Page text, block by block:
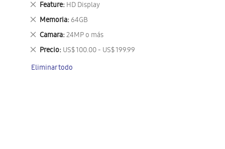
Feature HD Display
Eliminar
este
artículo
Memoria 64GB
Eliminar
este
artículo
Camara 24MP o más
Eliminar
este
artículo
Precio US$ 100.00 - US$ 199.99
Eliminar
artículo
Eliminar todo